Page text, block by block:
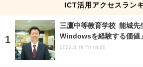
ICT活用アクセスラン
三鷹中等教育学校 能城先
Windowsを経験する価値」
2022.3.18 Fri 18:20